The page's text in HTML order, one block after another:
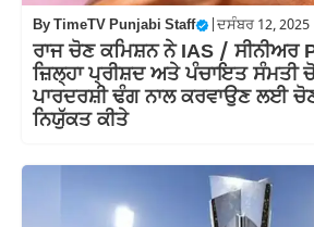
ByTimeTV Punjabi Staff ਦਸੰਬਰ 12, 2025
ਰਾਜ ਚੋਣ ਕਮਿਸ਼ਨ ਨੇ IAS / ਸੀਨੀਅਰ
ਜ਼ਿਲ੍ਹਾ ਪ੍ਰੀਸ਼ਦ ਅਤੇ ਪੰਚਾਇਤ ਸੰਮਤੀ
ਪਾਰਦਰਸ਼ੀ ਢੰਗ ਨਾਲ ਕਰਵਾਉਣ ਲਈ
ਨਿਯੁੱਕਤ ਕੀਤੇ